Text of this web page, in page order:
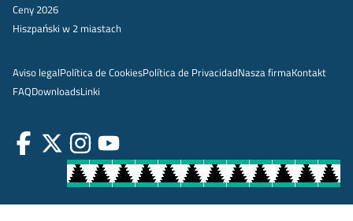
Ceny 2026
Hiszpański w 2 miastach
Aviso legalPolítica de CookiesPolítica de PrivacidadNasza firmaKontakt
FAQDownloadsLinki